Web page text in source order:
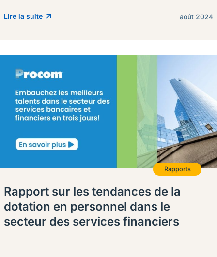
Lire la suite août 2024
Rapports
Rapport sur les tendances de la
dotation en personnel dans le
secteur des services financiers